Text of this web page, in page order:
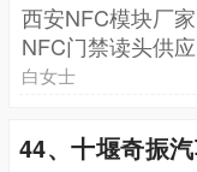
西安NFC模块厂
NFC门禁读头供应
白女士
44、十堰奇振